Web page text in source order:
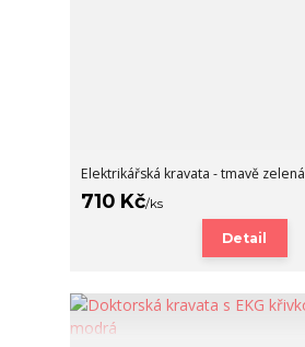
Elektrikářská kravata - tmavě zelená
710 Kč/ks
Detail